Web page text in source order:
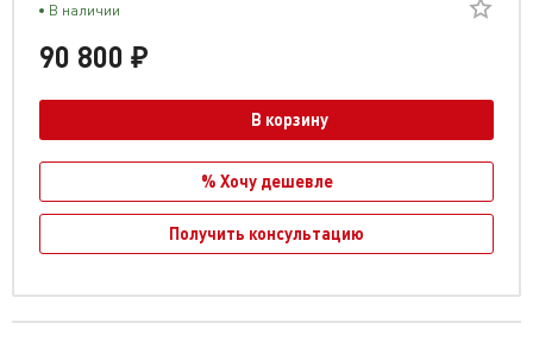
В наличии
90 800 ₽
В корзину
% Хочу дешевле
Получить консультацию